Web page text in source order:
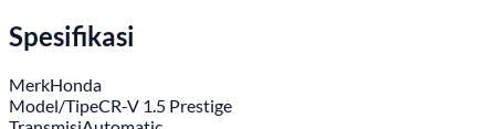
Spesifikasi
MerkHonda
Model/TipeCR-V 1.5 Prestige